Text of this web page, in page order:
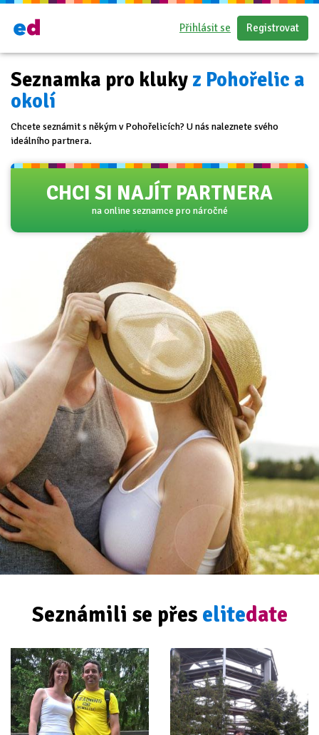
Přihlásit se Registrovat
Seznamka pro kluky z Pohořelic a
okolí
Chcete seznámit s někým v Pohořelicích? U nás naleznete svého
ideálního partnera.
CHCI SI NAJÍT PARTNERA
na online seznamce pro náročné
Seznámili se přes elitedate